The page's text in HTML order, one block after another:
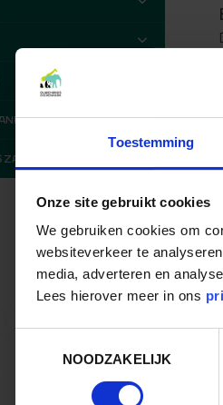
Toestemming
Onze site gebruikt cookies
We gebruiken cookies om
websiteverkeer te
media, adverteren en
Lees hierover meer in ons
NOODZAKELIJK